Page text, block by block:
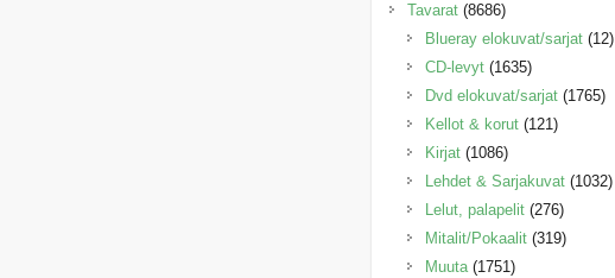
Tavarat (8686)
Blueray elokuvat/sarjat (12)
CD-levyt (1635)
Dvd elokuvat/sarjat (1765)
Kellot & korut (121)
Kirjat (1086)
Lehdet & Sarjakuvat (1032)
Lelut, palapelit (276)
Mitalit/Pokaalit (319)
Muuta (1751)